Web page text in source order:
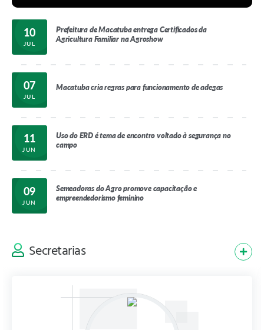
10
JUL
Prefeitura de Macatuba entrega Certificados da
Agricultura Familiar na Agroshow
07
JUL
Macatuba cria regras para funcionamento de adegas
11
JUN
Uso do ERD é tema de encontro voltado à segurança no
campo
09
JUN
Semeadoras do Agro promove capacitação e
empreendedorismo feminino
08
JUN
revitalização
Secretarias